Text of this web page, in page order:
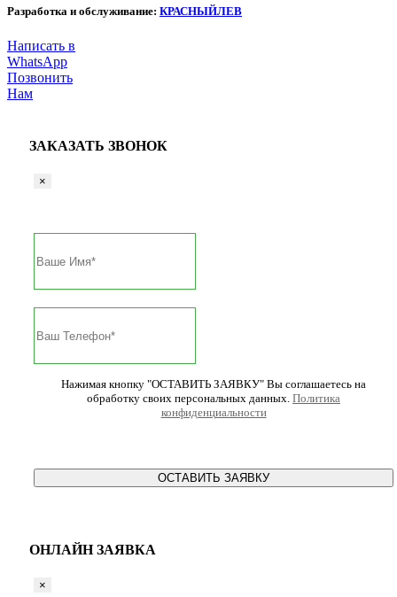
Разработка и обслуживание: КРАСНЫЙЛЕВ
Написать в
WhatsApp
Позвонить
Нам
ЗАКАЗАТЬ ЗВОНОК
×
Нажимая кнопку "ОСТАВИТЬ ЗАЯВКУ" Вы соглашаетесь на
обработку своих персональных данных.Политика
конфиденциальности
ОСТАВИТЬ ЗАЯВКУ
ОНЛАЙН ЗАЯВКА
×